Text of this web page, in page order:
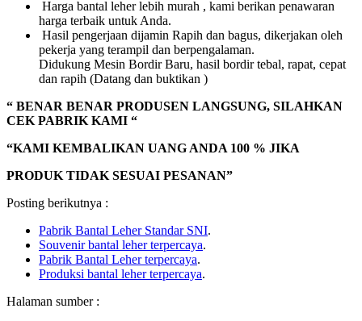
Harga bantal leher lebih murah , kami berikan penawaran
harga terbaik untuk Anda.
Hasil pengerjaan dijamin Rapih dan bagus, dikerjakan oleh
pekerja yang terampil dan berpengalaman.
Didukung Mesin Bordir Baru, hasil bordir tebal, rapat, cepat
dan rapih (Datang dan buktikan )
“ BENAR BENAR PRODUSEN LANGSUNG, SILAHKAN
CEK PABRIK KAMI “
“KAMI KEMBALIKAN UANG ANDA 100 % JIKA
PRODUK TIDAK SESUAI PESANAN”
Posting berikutnya :
Pabrik Bantal Leher Standar SNI.
Souvenir bantal leher terpercaya.
Pabrik Bantal Leher terpercaya.
Produksi bantal leher terpercaya.
Halaman sumber :